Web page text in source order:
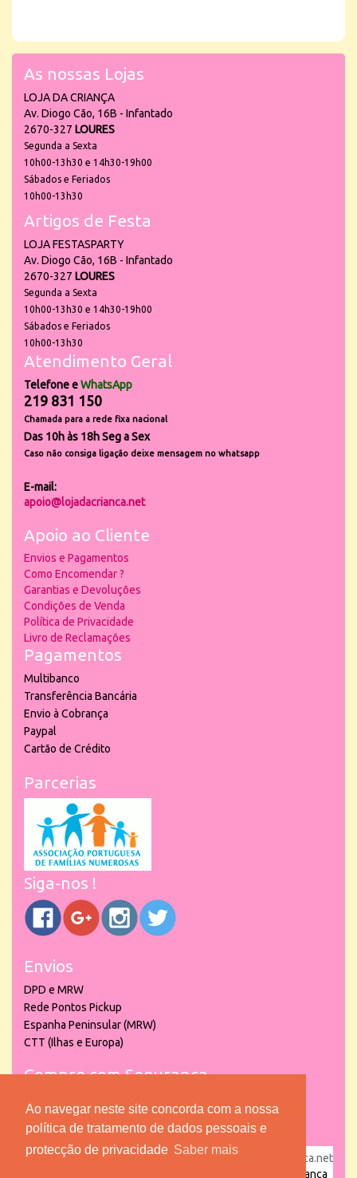
Ao navegar neste site concorda com a nossa
política de tratamento de dados pessoais e
protecção de privacidade Saber mais
As nossas Lojas
LOJA DA CRIANÇA
Av. Diogo Cão, 16B - Infantado
2670-327 LOURES
Segunda a Sexta
10h00-13h30 e 14h30-19h00
Sábados e Feriados
10h00-13h30
Artigos de Festa
LOJA FESTASPARTY
Av. Diogo Cão, 16B - Infantado
2670-327 LOURES
Segunda a Sexta
10h00-13h30 e 14h30-19h00
Sábados e Feriados
10h00-13h30
Atendimento Geral
Telefone eWhatsApp
219 831 150
Chamada para a rede fixa nacional
Das 10h às 18h Seg a Sex
Caso não consiga ligação deixe mensagem no whatsapp
E-mail:
apoio@lojadacrianca.net
Apoio ao Cliente
Envios e Pagamentos
Como Encomendar ?
Garantias e Devoluções
Condições de Venda
Política de Privacidade
Livro de Reclamações
Pagamentos
Multibanco
Transferência Bancária
Envio à Cobrança
Paypal
Cartão de Crédito
Parcerias
Siga-nos !
Envios
DPD e MRW
Rede Pontos Pickup
Espanha Peninsular (MRW)
CTT (Ilhas e Europa)
Compre com Segurança
powered by puber!a | © 2026 Copyright www.lojadacrianca.net
Loja da Criança